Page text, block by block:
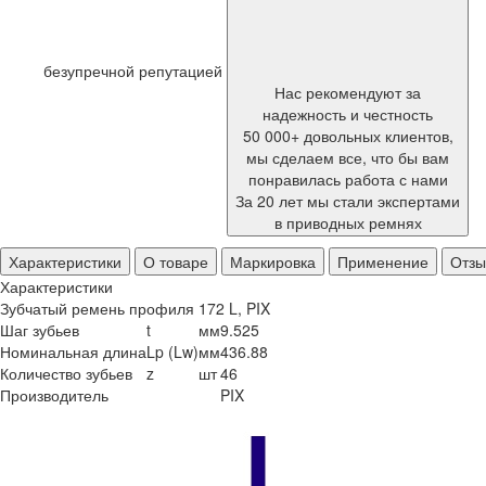
безупречной репутацией
Нас рекомендуют за
надежность и честность
50 000+ довольных клиентов,
мы сделаем все, что бы вам
понравилась работа с нами
За 20 лет мы стали экспертами
в приводных ремнях
Характеристики
О товаре Маркировка Применение
Характеристики
Зубчатый ремень профиля 172 L, PIX
Шаг зубьев
t мм9.525
Номинальная длинаLp (Lw)мм436.88
Количество зубьев
z шт46
Производитель
PIX